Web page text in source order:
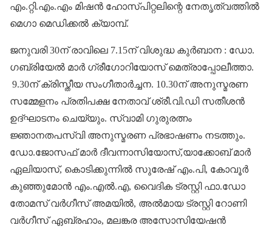
എം.റ്റി.എം.എം മിഷൻ ഹോസ്പിറ്റലിന്റെ നേതൃത്വത്തിൽ
മെ​ഗാ മെഡിക്കൽ ക്യാമ്പ്.
ജനുവരി 30ന് രാവിലെ 7.15ന് വിശുദ്ധ കുർബാന : ഡോ.​
ഗബ്രിയേൽ മാർ ​ഗ്രീ​ഗോറിയോസ് മെത്രാപ്പോലീത്താ.
9.30ന് ക്രിസ്തീയ സം​ഗീതാർച്ചന. 10.30ന് അനുസ്മരണ
സമ്മേളനം പ്രതിപക്ഷ നേതാവ് ശ്രീ.വി.ഡി സതീശൻ
ഉദ്ഘാടനം ചെയ്യും. സ്വാമി ​ഗുരുരത്നം
ജ്ഞാനതപസ്വി അനുസ്മരണ പ്രഭാഷണം നടത്തും.
ഡോ.ജോസഫ് മാർ ദീവന്നാസിയോസ്,യാക്കോബ് മാർ
ഏലിയാസ്, കൊടിക്കുന്നിൽ സുരേഷ് എം.പി, കോവൂർ
കുഞ്ഞുമോൻ എം.എൽ.എ, വൈ​​ദിക ട്രസ്റ്റി ഫാ.ഡോ
തോമസ് വർ​ഗീസ് അമയിൽ, അൽമായ ട്രസ്റ്റി റോണി
വർ​ഗീസ് ഏബ്രഹാം, മലങ്കര അസോസിയേഷൻ